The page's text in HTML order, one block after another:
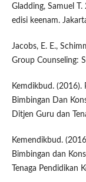
Gladding, Samuel
edisi keenam.
Jacobs, E. E.,
Group Counseling:
Kemdikbud. (2016).
Bimbingan Dan
Ditjen Guru dan
Kemendikbud.
Bimbingan dan
Tenaga Pendidikan